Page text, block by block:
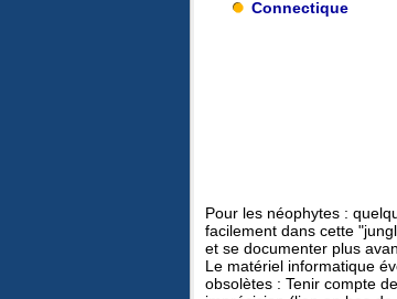
Connectique
Pour les néophytes :
facilement dans cette
et se documenter plus
Le matériel informatique
obsolètes : Tenir compte